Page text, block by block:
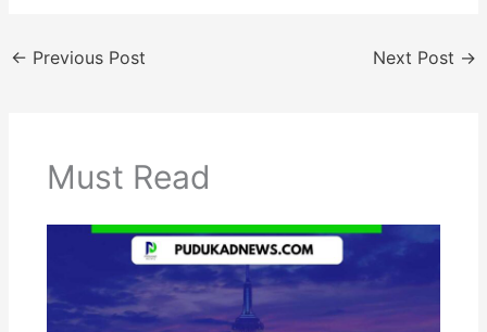
← Previous Post Next Post →
Must Read